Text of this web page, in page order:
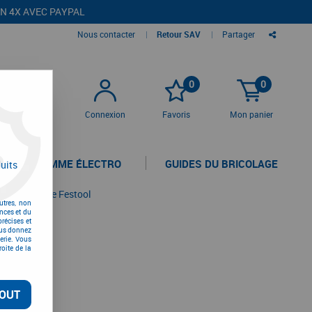
4X AVEC PAYPAL
Nous contacter | Retour SAV | Partager
Connexion
0
Favoris
0
Mon panier
LA GAMME ÉLECTRO GUIDES DU BRICOLAGE
circulaire Festool
non
et du
et
donnez
Vous
de la